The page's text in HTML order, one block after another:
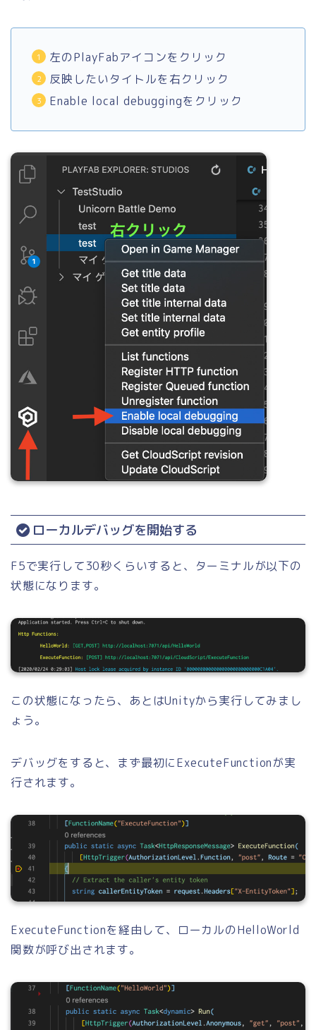
左のPlayFabアイコンをクリック
反映したいタイトルを右クリック
Enable local debuggingをクリック
ローカルデバッグを開始する
F5で実行して30秒くらいすると、ターミナルが以下の
状態になります。
この状態になったら、あとはUnityから実行してみまし
ょう。
デバッグをすると、まず最初にExecuteFunctionが実
行されます。
ExecuteFunctionを経由して、ローカルのHelloWorld
関数が呼び出されます。